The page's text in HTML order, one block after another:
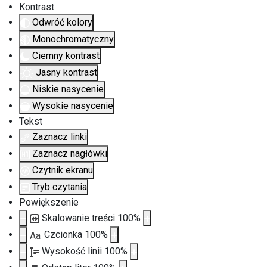
Kontrast
Odwróć kolory
Monochromatyczny
Ciemny kontrast
Jasny kontrast
Niskie nasycenie
Wysokie nasycenie
Tekst
Zaznacz linki
Zaznacz nagłówki
Czytnik ekranu
Tryb czytania
Powiększenie
Skalowanie treści 100%
Aa Czcionka 100%
Wysokość linii 100%